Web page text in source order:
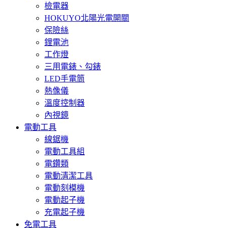
檢電器
HOKUYO北陽光電開關
保險絲
鋰電池
工作燈
三用電錶、勾錶
LED手電筒
熱像儀
溫度控制器
內視鏡
電動工具
線鋸機
電動工具組
電鑽類
電動清潔工具
電動刻模機
電動起子機
充電起子機
免電工具